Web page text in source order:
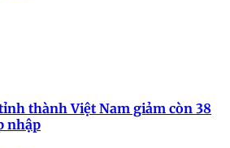
thành Việt Nam giảm còn 38
nhập